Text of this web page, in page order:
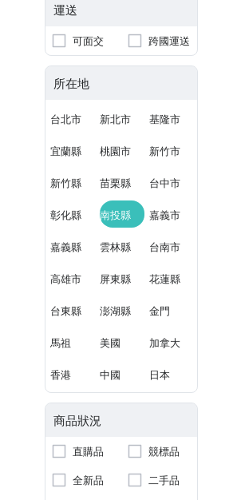
運送
可面交 跨國運送
所在地
台北市 新北市 基隆市
宜蘭縣 桃園市 新竹市
新竹縣 苗栗縣 台中市
彰化縣 南投縣 嘉義市
嘉義縣 雲林縣 台南市
高雄市 屏東縣 花蓮縣
台東縣 澎湖縣 金門
馬祖 美國 加拿大
香港 中國 日本
商品狀況
直購品
競標品
全新品
二手品